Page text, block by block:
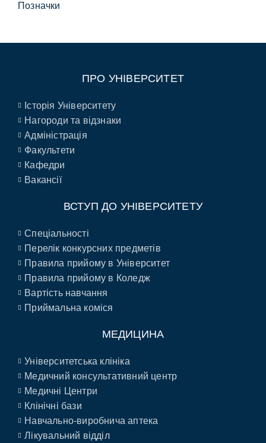
Позначки
ПРО УНІВЕРСИТЕТ
Історія Університету
Нагороди та відзнаки
Адміністрація
Факультети
Кафедри
Вакансії
ВСТУП ДО УНІВЕРСИТЕТУ
Спеціальності
Перелік конкурсних предметів
Правила прийому в Університет
Правила прийому в Коледж
Вартість навчання
Приймальна коміся
МЕДИЦИНА
Університетська клініка
Медичний консультативний центр
Медичні Центри
Клінічні бази
Навчально-виробнича аптека
Лікувальний відділ